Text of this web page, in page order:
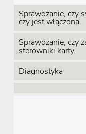
Sprawdzanie, czy
czy jest włączona.
Sprawdzanie, czy
sterowniki karty.
Diagnostyka